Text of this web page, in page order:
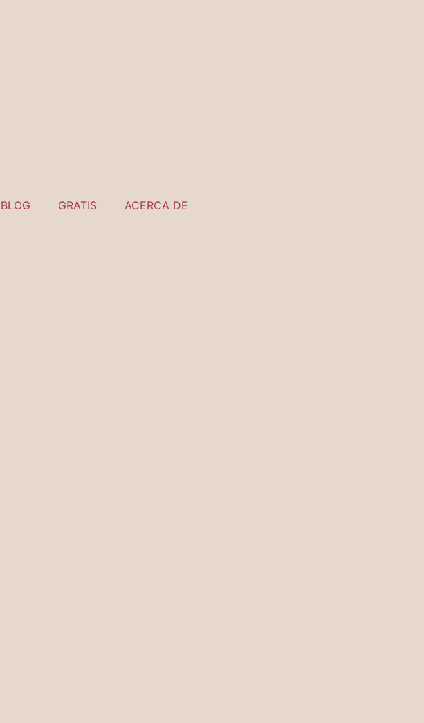
BLOG GRATIS ACERCA DE